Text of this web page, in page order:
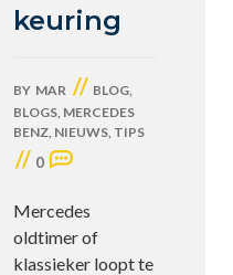
keuring
BY MAR // BLOG,
BLOGS, MERCEDES
BENZ, NIEUWS, TIPS
// 0
Mercedes
oldtimer of
klassieker loopt te